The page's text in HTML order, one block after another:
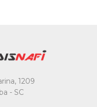
1209
- SC